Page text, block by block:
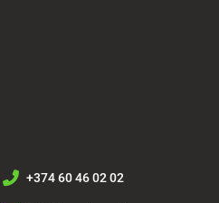
+374 60 46 02 02